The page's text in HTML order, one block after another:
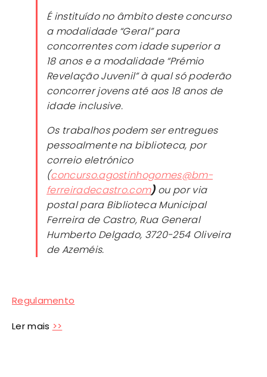
É instituído no âmbito deste concurso
a modalidade “Geral” para
concorrentes com idade superior a
18 anos e a modalidade “Prémio
Revelação Juvenil” à qual só poderão
concorrer jovens até aos 18 anos de
idade inclusive.
Os trabalhos podem ser entregues
pessoalmente na biblioteca, por
correio eletrónico
(concurso.agostinhogomes@bm-
ferreiradecastro.com) ou por via
postal para Biblioteca Municipal
Ferreira de Castro, Rua General
Humberto Delgado, 3720-254 Oliveira
de Azeméis.
Regulamento
Ler mais >>